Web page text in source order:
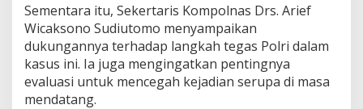
Sementara itu, Sekertaris Kompolnas Drs. Arief
Wicaksono Sudiutomo menyampaikan
dukungannya terhadap langkah tegas Polri dalam
kasus ini. Ia juga mengingatkan pentingnya
evaluasi untuk mencegah kejadian serupa di masa
mendatang.